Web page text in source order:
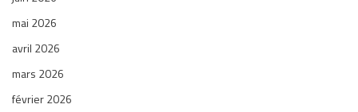
mai 2026
avril 2026
mars 2026
février 2026